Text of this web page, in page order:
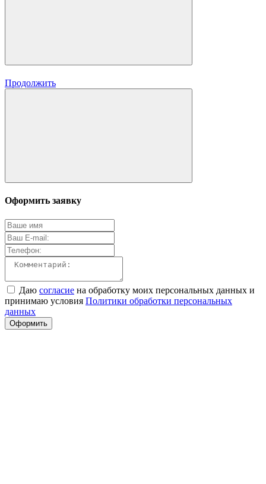
Продолжить
Оформить заявку
Даю согласие на обработку моих персональных данных и
принимаю условия Политики обработки персональных
данных
Оформить